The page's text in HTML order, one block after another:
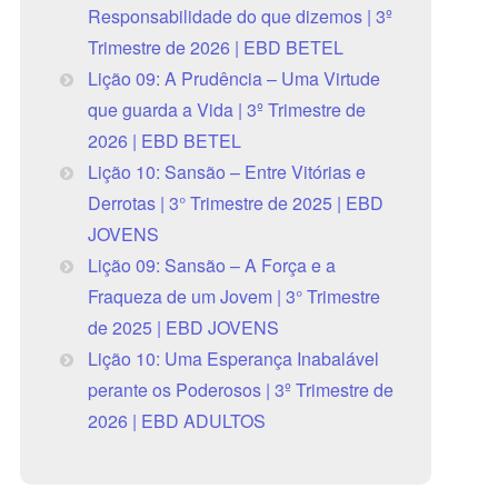
Responsabilidade do que dizemos | 3º
Trimestre de 2026 | EBD BETEL
Lição 09: A Prudência – Uma Virtude
que guarda a Vida | 3º Trimestre de
2026 | EBD BETEL
Lição 10: Sansão – Entre Vitórias e
Derrotas | 3° Trimestre de 2025 | EBD
JOVENS
Lição 09: Sansão – A Força e a
Fraqueza de um Jovem | 3° Trimestre
de 2025 | EBD JOVENS
Lição 10: Uma Esperança Inabalável
perante os Poderosos | 3º Trimestre de
2026 | EBD ADULTOS